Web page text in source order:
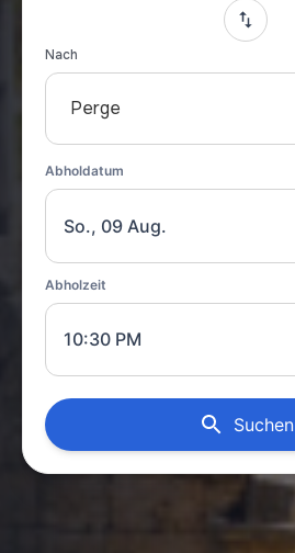
Nach
Perge
Abholdatum
So., 09 Aug.
Abholzeit
10:30 PM
Suchen